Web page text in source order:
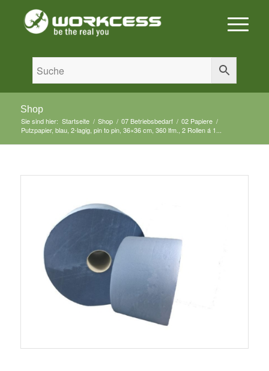
Shop
Sie sind hier: Startseite / Shop / 07 Betriebsbedarf / 02 Papiere /
Putzpapier, blau, 2-lagig, pin to pin, 36×36 cm, 360 lfm., 2 Rollen á 1...